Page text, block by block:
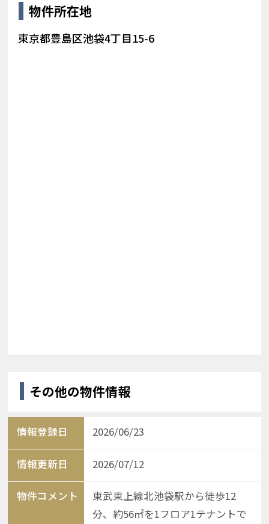
物件所在地
東京都豊島区池袋4丁目15-6
その他の物件情報
情報登録日 2026/06/23
情報更新日 2026/07/12
物件コメント
東武東上線北池袋駅から徒歩12
分、約56㎡を1フロア1テナントで